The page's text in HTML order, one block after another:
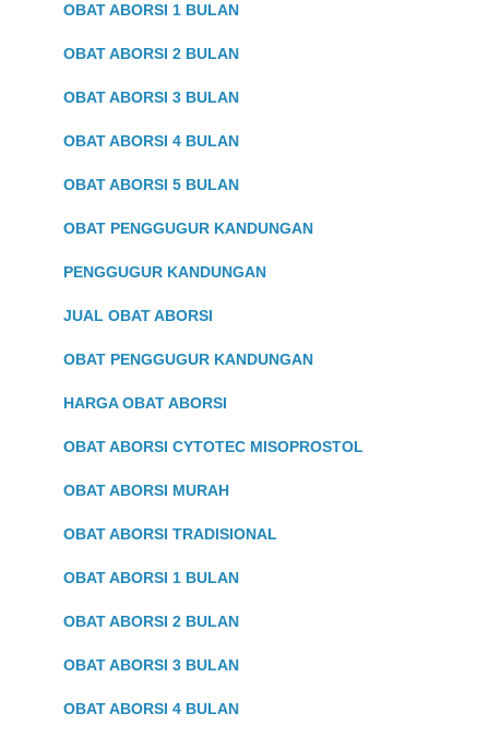
OBAT ABORSI 1 BULAN
OBAT ABORSI 2 BULAN
OBAT ABORSI 3 BULAN
OBAT ABORSI 4 BULAN
OBAT ABORSI 5 BULAN
OBAT PENGGUGUR KANDUNGAN
PENGGUGUR KANDUNGAN
JUAL OBAT ABORSI
OBAT PENGGUGUR KANDUNGAN
HARGA OBAT ABORSI
OBAT ABORSI CYTOTEC MISOPROSTOL
OBAT ABORSI MURAH
OBAT ABORSI TRADISIONAL
OBAT ABORSI 1 BULAN
OBAT ABORSI 2 BULAN
OBAT ABORSI 3 BULAN
OBAT ABORSI 4 BULAN